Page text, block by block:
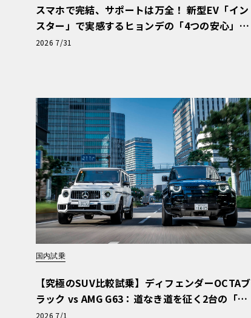
スマホで完結、サポートは万全！ 新型EV「イン
スター」で実感するヒョンデの「4つの安心」
【第1回・ヒョンデ6つの疑問：Why? Hyunda
2026 7/31
国内試乗
【究極のSUV比較試乗】ディフェンダーOCTAブ
ラック vs AMG G63：道なき道を征く2台の「対
極的アプローチ」
2026 7/1